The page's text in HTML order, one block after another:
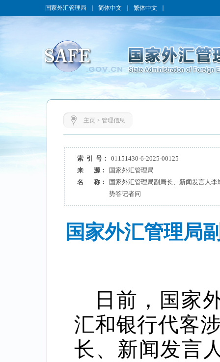
国家外汇管理局 简体中文 繁体中文
主页> 管理信息
索 引 号：
01151430-6-2025-00125
来 源：
国家外汇管理局
名 称：
国家外汇管理局副局长、新闻发言人
势答记者问
国家外汇管理局
日前，国家
汇和银行代客
长、新闻发言